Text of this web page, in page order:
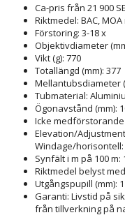
Ca-pris från 21 900
Riktmedel: BAC,
Förstoring: 3-18 x
Objektivdiameter
Vikt (g): 770
Totallängd (mm): 377
Mellantubsdiameter
Tubmaterial:
Ögonavstånd (mm):
Icke
Elevation/
Windage/horisontell:
Synfält i m på 100 m:
Riktmedel belyst
Utgångspupill (mm):
Garanti: Livstid på
från tillverkning på